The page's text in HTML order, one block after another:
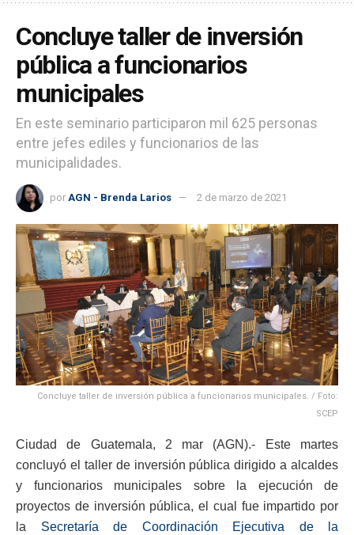
Concluye taller de inversión
pública a funcionarios
municipales
En este seminario participaron mil 625 personas
entre jefes ediles y funcionarios de las
municipalidades.
por AGN - Brenda Larios 2 de marzo de 2021
Concluye taller de inversión pública a funcionarios municipales. / Foto:
SCEP
Ciudad de Guatemala, 2 mar (AGN).- Este martes
concluyó el taller de inversión pública dirigido a alcaldes
y funcionarios municipales sobre la ejecución de
proyectos de inversión pública, el cual fue impartido por
la Secretaría de Coordinación Ejecutiva de la